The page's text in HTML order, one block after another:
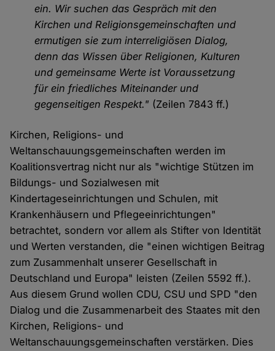
ein. Wir suchen das Gespräch mit den
Kirchen und Religionsgemeinschaften und
ermutigen sie zum interreligiösen Dialog,
denn das Wissen über Religionen, Kulturen
und gemeinsame Werte ist Voraussetzung
für ein friedliches Miteinander und
gegenseitigen Respekt." (Zeilen 7843 ff.)
Kirchen, Religions- und
Weltanschauungsgemeinschaften werden im
Koalitionsvertrag nicht nur als "wichtige Stützen im
Bildungs- und Sozialwesen mit
Kindertageseinrichtungen und Schulen, mit
Krankenhäusern und Pflegeeinrichtungen"
betrachtet, sondern vor allem als Stifter von Identität
und Werten verstanden, die "einen wichtigen Beitrag
zum Zusammenhalt unserer Gesellschaft in
Deutschland und Europa" leisten (Zeilen 5592 ff.).
Aus diesem Grund wollen CDU, CSU und SPD "den
Dialog und die Zusammenarbeit des Staates mit den
Kirchen, Religions- und
Weltanschauungsgemeinschaften verstärken. Dies